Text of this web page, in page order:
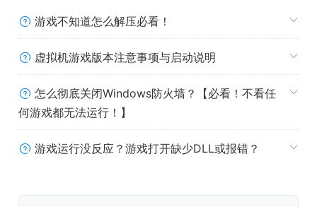
游戏不知道怎么解压必看！
虚拟机游戏版本注意事项与启动说明
怎么彻底关闭Windows防火墙？【必看！不看任
何游戏都无法运行！】
游戏运行没反应？游戏打开缺少DLL或报错？